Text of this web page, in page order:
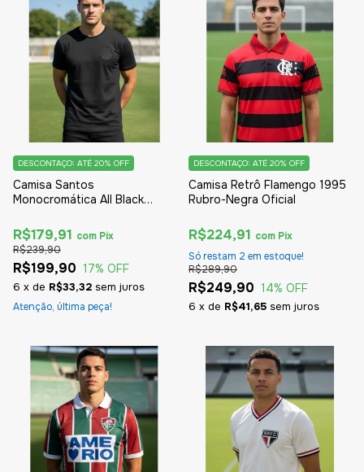
Camisa Santos
Monocromática All Black
R$199,90
R$239,90
17% OFF
6 x de R$33,32 sem juros
DESCONTAÇO: ATÉ 20% OFF
R$179,91 com Pix
Atenção, última peça!
Camisa Retrô Flamengo 1995
Rubro-Negra Oficial
R$249,90
R$289,90
14% OFF
6 x de R$41,65 sem juros
DESCONTAÇO: ATÉ 20% OFF
R$224,91 com Pix
Só restam 2 em estoque!